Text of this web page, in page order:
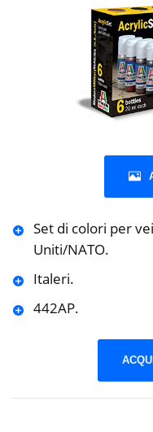
Set di colori per
Uniti/NATO.
Italeri.
442AP.